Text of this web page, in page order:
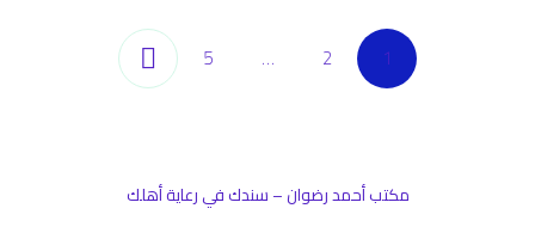
1
2
…
5
مكتب أحمد رضوان – سندك في رعاية أهلك